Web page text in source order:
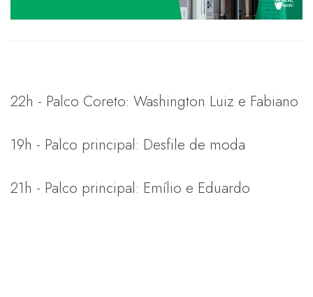
22h - Palco Coreto: Washington Luiz e Fabiano
19h - Palco principal: Desfile de moda
21h - Palco principal: Emílio e Eduardo